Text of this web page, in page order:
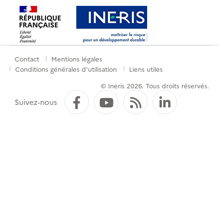
Menu
pied
Contact
Mentions légales
Conditions générales d'utilisation
Liens utiles
© Ineris 2026. Tous droits réservés.
Suivez-nous FacebookYouTube
Flux RSS